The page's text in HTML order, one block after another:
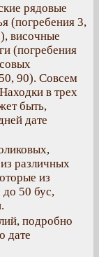
рядовые
(погребения 3,
височные
(погребения
90). Совсем
в трех
быть,
дате
различных
из
до 50 бус,
подробно
дате